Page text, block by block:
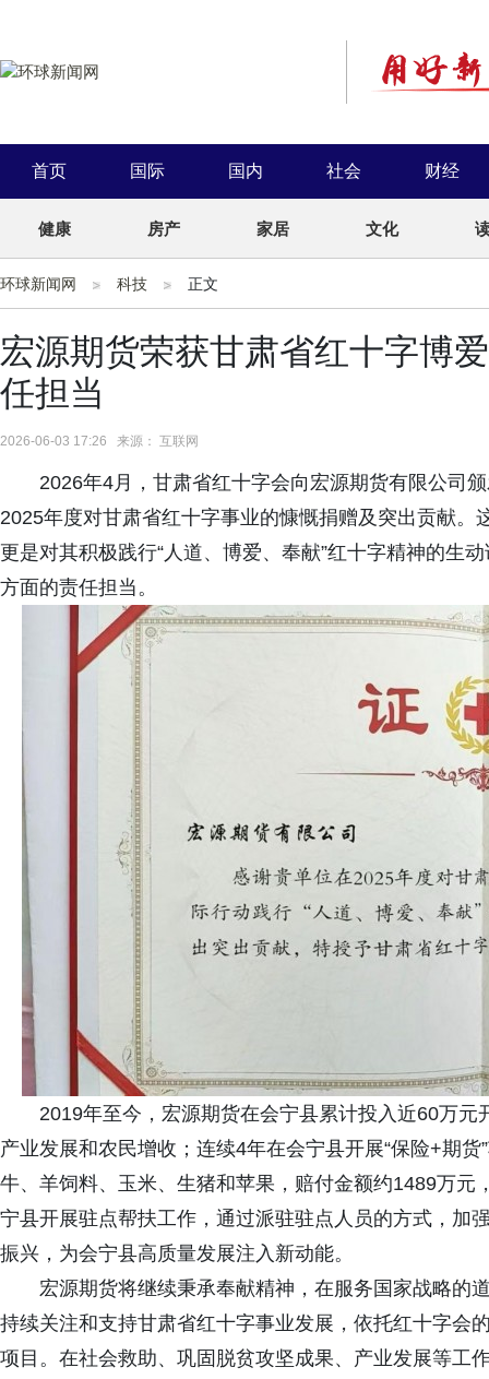
首页 国际 国内 社会 财经
健康 房产 家居 文化
环球新闻网 科技 正文
宏源期货荣获甘肃省红十字博
任担当
2026-06-03 17:26 来源： 互联网
2026年4月，甘肃省红十字会向宏源期货有限公司
2025年度对甘肃省红十字事业的慷慨捐赠及突出贡献
更是对其积极践行“人道、博爱、奉献”红十字精神的生
方面的责任担当。
2019年至今，宏源期货在会宁县累计投入近60万
产业发展和农民增收；连续4年在会宁县开展“保险+期
牛、羊饲料、玉米、生猪和苹果，赔付金额约1489万
宁县开展驻点帮扶工作，通过派驻驻点人员的方式，加
振兴，为会宁县高质量发展注入新动能。
宏源期货将继续秉承奉献精神，在服务国家战略的
持续关注和支持甘肃省红十字事业发展，依托红十字会
项目。在社会救助、巩固脱贫攻坚成果、产业发展等工